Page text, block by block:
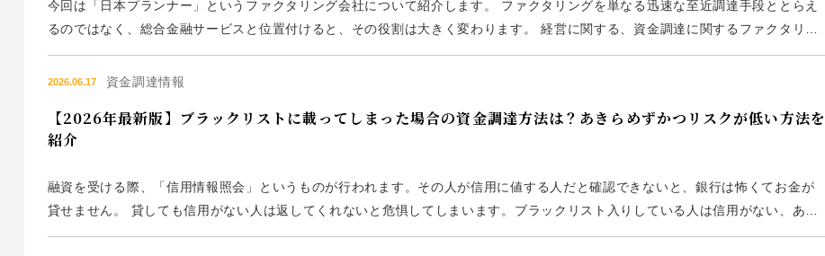
今回は「日本プランナー」というファクタリング会社について紹介します。 ファクタリングを単なる迅速な至近調達手段ととらえ
るのではなく、総合金融サービスと位置付けると、その役割は大きく変わります。 経営に関する、資金調達に関するファクタリン
グ以外の方策も含めて、しっかりサポートしてくれるファクタリング会社は、金融機関以上の高パフォーマンスをたたき出しま
す。 そのため、単な...
2026.06.17 資金調達情報
【2026年最新版】ブラックリストに載ってしまった場合の資金調達方法は？あきらめずかつリスクが低い方法を
紹介
融資を受ける際、「信用情報照会」というものが行われます。その人が信用に値する人だと確認できないと、銀行は怖くてお金が
貸せません。 貸しても信用がない人は返してくれないと危惧してしまいます。ブラックリスト入りしている人は信用がない、ある
いは信用が薄い人です。 そうした人がそもそもお金を融資されるのでしょうか？今回は解説していきます。 それに加えて、ブラッ